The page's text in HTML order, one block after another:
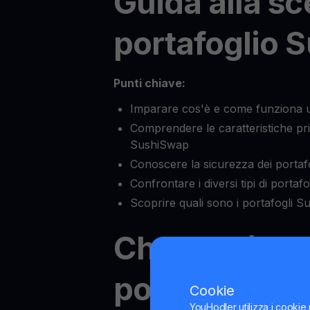
Cookie
YouHodler utilizza i cookie
portafoglio
Punti chiave:
Imparare cos'è e come funziona
Comprendere le caratteristiche
SushiSwap
Conoscere la sicurezza dei
Confrontare i diversi tipi di
Scoprire quali sono i portafogli
Che cos'è un
portafoglio